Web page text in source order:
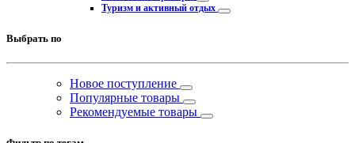
Туризм и активный отдых
Выбрать по
Новое поступление
Популярные товары
Рекомендуемые товары